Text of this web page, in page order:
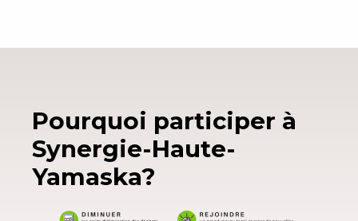
Pourquoi participer à
Synergie-Haute-
Yamaska?